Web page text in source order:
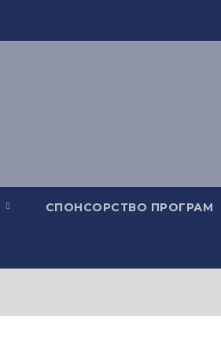
СПОНСОРСТВО ПРОГРАМ